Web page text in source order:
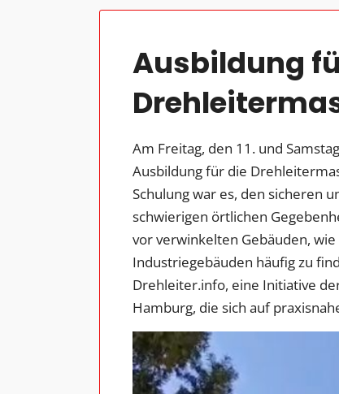
Ausbildung
Am Freitag, den 11. und
Ausbildung für die
Schulung war es, den sicheren
schwierigen örtlichen
vor verwinkelten Gebäuden,
Industriegebäuden häufig zu
Drehleiter.info, eine Initiative
Hamburg, die sich auf